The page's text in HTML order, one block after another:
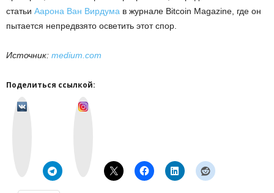
статьи Аарона Ван Вирдума в журнале Bitcoin Magazine, где он
пытается непредвзято осветить этот спор.
Источник: medium.com
Поделиться ссылкой: